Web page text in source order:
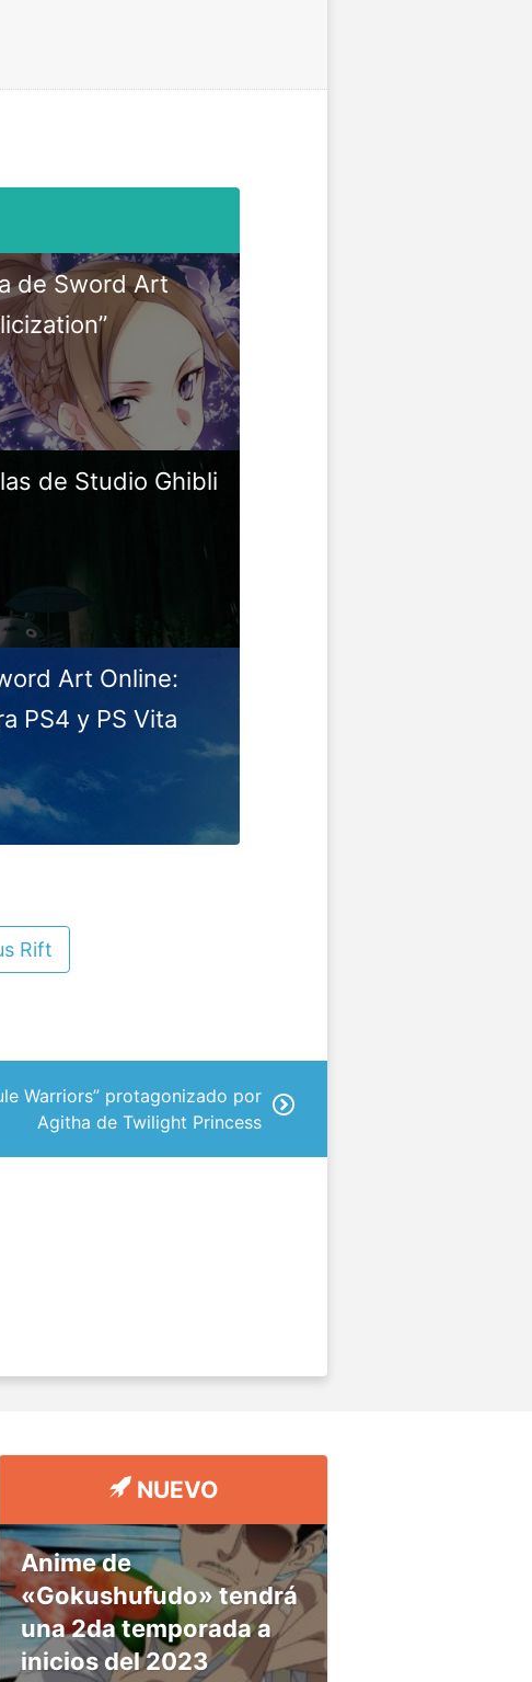
de Sword Art
de Studio Ghibli
Art Online:
PS4 y PS Vita
Rift
Warriors” protagonizado por
Agitha de Twilight Princess
NUEVO
Anime de
«Gokushufudo» tendrá
una 2da temporada a
inicios del 2023